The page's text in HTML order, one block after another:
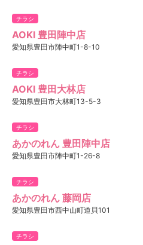
チラシ
AOKI 豊田陣中店
愛知県豊田市陣中町1-8-10
チラシ
AOKI 豊田大林店
愛知県豊田市大林町13-5-3
チラシ
あかのれん 豊田陣中店
愛知県豊田市陣中町1-26-8
チラシ
あかのれん 藤岡店
愛知県豊田市西中山町道貝101
チラシ